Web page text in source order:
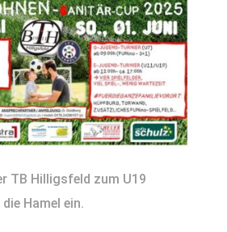
TB Hilligsfeld zum U19
Hamel ein.